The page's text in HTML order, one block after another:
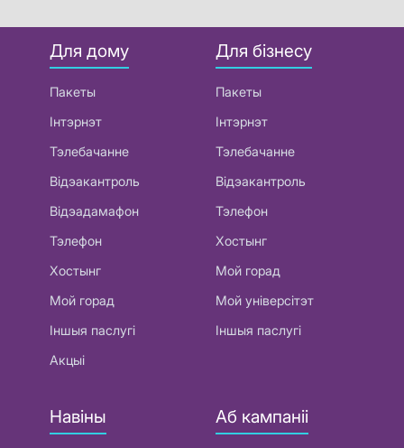
Для дому
Пакеты
Інтэрнэт
Тэлебачанне
Відэакантроль
Відэадамафон
Тэлефон
Хостынг
Мой горад
Іншыя паслугі
Акцыі
Для бізнесу
Пакеты
Інтэрнэт
Тэлебачанне
Відэакантроль
Тэлефон
Хостынг
Мой горад
Мой універсітэт
Іншыя паслугі
Навіны Аб кампаніі